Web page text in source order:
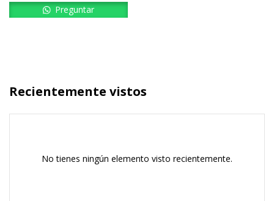
Preguntar
Recientemente vistos
No tienes ningún elemento visto recientemente.